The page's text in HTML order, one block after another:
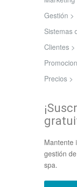
Gestión >
Sistemas
Clientes >
Precios >
Mantente
gestión
spa.